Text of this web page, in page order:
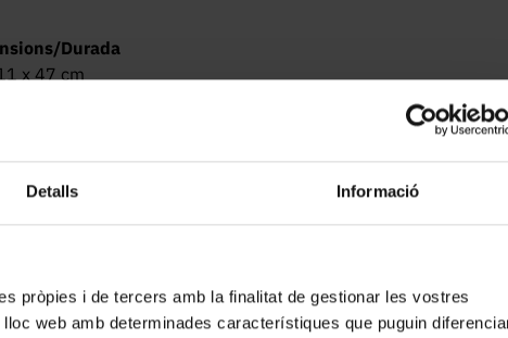
Detalls Informació
pròpies i de tercers amb la finalitat de gestionar les vostres
web amb determinades característiques que puguin
Durada
x 47 cm
de Física. Martí i Franquès, 1-11,
Barcelona